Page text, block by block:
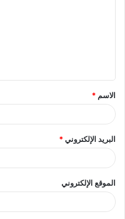
ق
*
الاسم *
البريد الإلكتروني*
الموقع الإلكتروني